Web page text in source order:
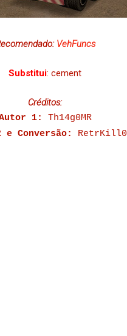
VehFuncs
Substitui: cement
Créditos:
1:
Th14g0MR
e Conversão:
RetrKill0